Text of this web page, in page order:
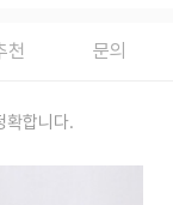
천 문의
확합니다.